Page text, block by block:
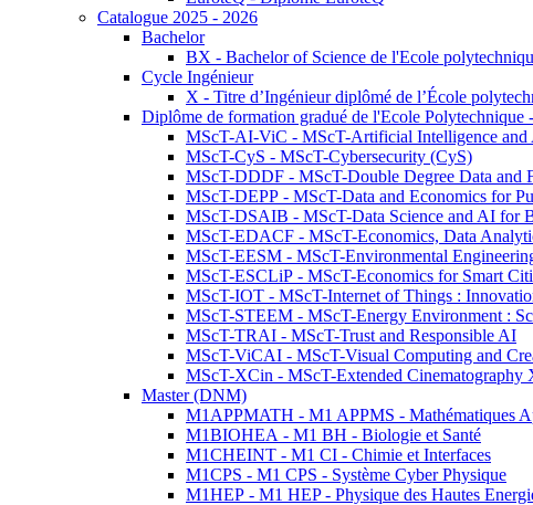
Catalogue 2025 - 2026
Bachelor
BX - Bachelor of Science de l'Ecole
Cycle Ingénieur
X - Titre d’Ingénieur diplômé de l’École
Diplôme de formation gradué de l'Ecole
MScT-AI-ViC - MScT-Artificial Intelligence and
MScT-CyS - MScT-Cybersecurity (CyS)
MScT-DDDF - MScT-Double Degree Data and
MScT-DEPP - MScT-Data and Economics for
MScT-DSAIB - MScT-Data Science and AI for
MScT-EDACF - MScT-Economics, Data
MScT-EESM - MScT-Environmental
MScT-ESCLiP - MScT-Economics for Smart
MScT-IOT - MScT-Internet of Things :
MScT-STEEM - MScT-Energy Environment :
MScT-TRAI - MScT-Trust and Responsible AI
MScT-ViCAI - MScT-Visual Computing and
MScT-XCin - MScT-Extended Cinematography
Master (DNM)
M1APPMATH - M1 APPMS - Mathématiques
M1BIOHEA - M1 BH - Biologie et Santé
M1CHEINT - M1 CI - Chimie et Interfaces
M1CPS - M1 CPS - Système Cyber Physique
M1HEP - M1 HEP - Physique des Hautes